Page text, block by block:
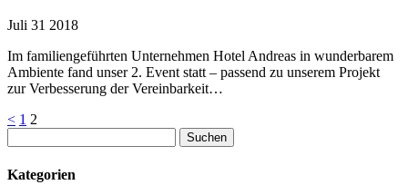
Juli 31 2018
Im familiengeführten Unternehmen Hotel Andreas in wunderbarem
Ambiente fand unser 2. Event statt – passend zu unserem Projekt
zur Verbesserung der Vereinbarkeit…
Seitennummerierung
der
Beiträge
< 1 2
nach:
Kategorien